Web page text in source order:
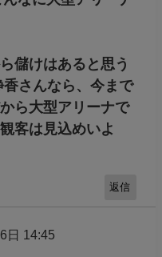
ーナ建設。多目的
建設計画を発表。
によると、佐賀ア
や熊本市でもアリ
。また鹿児島市.宮
。2029年開発予定
なに大型アリーナ